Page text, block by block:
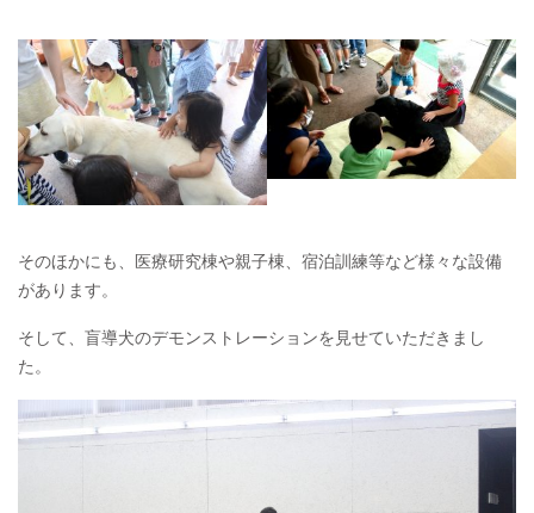
そのほかにも、医療研究棟や親子棟、宿泊訓練等など様々な設備
があります。
そして、盲導犬のデモンストレーションを見せていただきまし
た。